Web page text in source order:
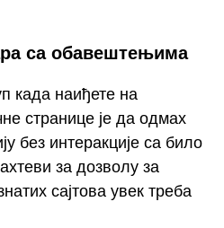
са обавештењима
када наиђете на
странице је да одмах
без интеракције са било
за дозволу за
сајтова увек треба